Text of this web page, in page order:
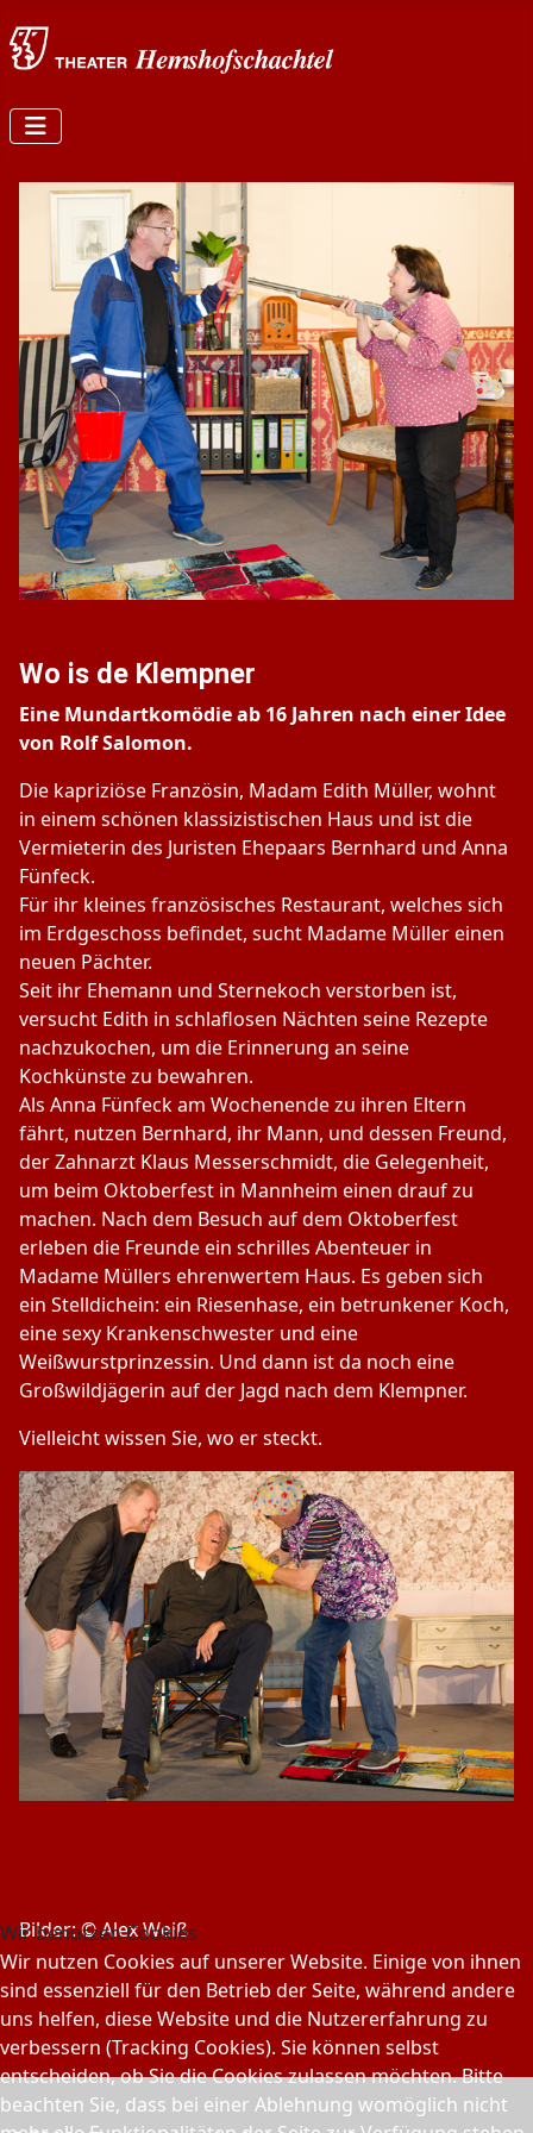
Wo is de Klempner
Eine Mundartkomödie ab 16 Jahren nach einer Idee
von Rolf Salomon.
Die kapriziöse Französin, Madam Edith Müller, wohnt
in einem schönen klassizistischen Haus und ist die
Vermieterin des Juristen Ehepaars Bernhard und Anna
Fünfeck.
Für ihr kleines französisches Restaurant, welches sich
im Erdgeschoss befindet, sucht Madame Müller einen
neuen Pächter.
Seit ihr Ehemann und Sternekoch verstorben ist,
versucht Edith in schlaflosen Nächten seine Rezepte
nachzukochen, um die Erinnerung an seine
Kochkünste zu bewahren.
Als Anna Fünfeck am Wochenende zu ihren Eltern
fährt, nutzen Bernhard, ihr Mann, und dessen Freund,
der Zahnarzt Klaus Messerschmidt, die Gelegenheit,
um beim Oktoberfest in Mannheim einen drauf zu
machen. Nach dem Besuch auf dem Oktoberfest
erleben die Freunde ein schrilles Abenteuer in
Madame Müllers ehrenwertem Haus. Es geben sich
ein Stelldichein: ein Riesenhase, ein betrunkener Koch,
eine sexy Krankenschwester und eine
Weißwurstprinzessin. Und dann ist da noch eine
Großwildjägerin auf der Jagd nach dem Klempner.
Vielleicht wissen Sie, wo er steckt.
Bilder: © Alex Weiß
Wir benutzen Cookies
Wir nutzen Cookies auf unserer Website. Einige von ihnen
sind essenziell für den Betrieb der Seite, während andere
uns helfen, diese Website und die Nutzererfahrung zu
verbessern (Tracking Cookies). Sie können selbst
entscheiden, ob Sie die Cookies zulassen möchten. Bitte
beachten Sie, dass bei einer Ablehnung womöglich nicht